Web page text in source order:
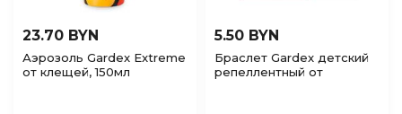
23.70 BYN
Аэрозоль Gardex Extreme
от клещей, 150мл
5.50 BYN
Браслет Gardex детский
репеллентный от